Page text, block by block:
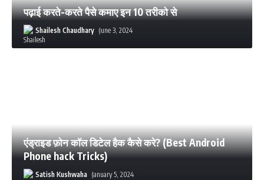
पढ़ाई करते-करते पैसे कमाए इन 10 तरीको से
Shailesh Chaudhary June 3, 2024
एंड्राइड फ़ोन कॉल डिटेल हैक कैसे करे? (Best Android
Phone hack Tricks)
Satish Kushwaha January 5, 2024